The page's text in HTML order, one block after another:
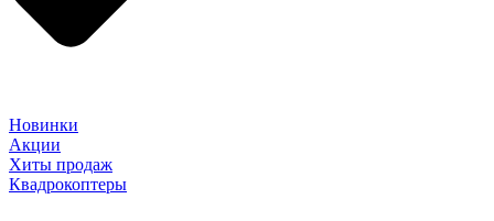
Новинки
Акции
Хиты продаж
Квадрокоптеры